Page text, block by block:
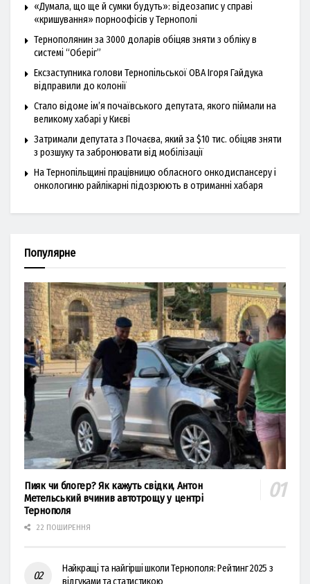
«Думала, що ще й сумки будуть»: відеозапис у справі
«кришування» порноофісів у Тернополі
Тернополянин за 3000 доларів обіцяв зняти з обліку в
системі “Оберіг”
Ексзаступника голови Тернопільської ОВА Ігоря Гайдука
відправили до колонії
Стало відоме ім’я почаївського депутата, якого піймали на
великому хабарі у Києві
Затримали депутата з Почаєва, який за $10 тис. обіцяв зняти
з розшуку та забронювати від мобілізації
На Тернопільщині працівницю обласного онкодиспансеру і
онкологиню райлікарні підозрюють в отриманні хабаря
Популярне
Пияк чи блогер? Як кажуть свідки, Антон
Метельський вчинив автотрощу у центрі
Тернополя
22 ПОШИРЕННЯ
Найкращі та найгірші школи Тернополя: Рейтинг 2025 з
відгуками та статистикою